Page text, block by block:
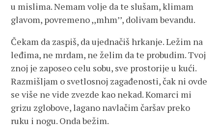
u mislima. Nemam volje da te slušam, klimam
glavom, povremeno ,,mhm’’, dolivam bevandu.
Čekam da zaspiš, da ujednačiš hrkanje. Ležim na
leđima, ne mrdam, ne želim da te probudim. Tvoj
znoj je zaposeo celu sobu, sve prostorije u kući.
Razmišljam o svetlosnoj zagađenosti, čak ni ovde
se više ne vide zvezde kao nekad. Komarci mi
grizu zglobove, lagano navlačim čaršav preko
ruku i nogu. Onda bežim.